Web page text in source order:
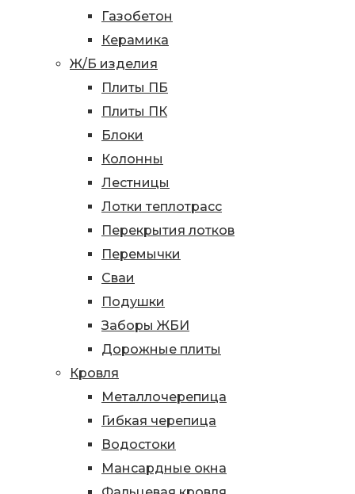
Газобетон
Керамика
Ж/Б изделия
Плиты ПБ
Плиты ПК
Блоки
Колонны
Лестницы
Лотки теплотрасс
Перекрытия лотков
Перемычки
Сваи
Подушки
Заборы ЖБИ
Дорожные плиты
Кровля
Металлочерепица
Гибкая черепица
Водостоки
Мансардные окна